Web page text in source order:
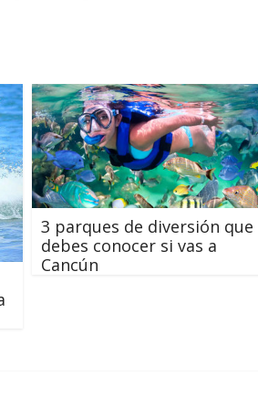
3 parques de diversión que
debes conocer si vas a
Cancún